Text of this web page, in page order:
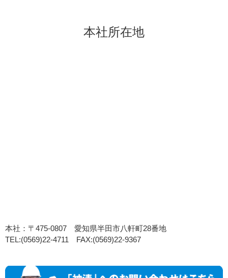
本社所在地
本社：〒475-0807 愛知県半田市八軒町28番地
TEL:(0569)22-4711 FAX:(0569)22-9367